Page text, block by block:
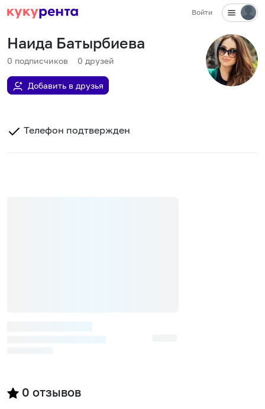
Войти
Наида Батырбиева
0 подписчиков 0 друзей
Добавить в друзья
Телефон подтвержден
0 отзывов